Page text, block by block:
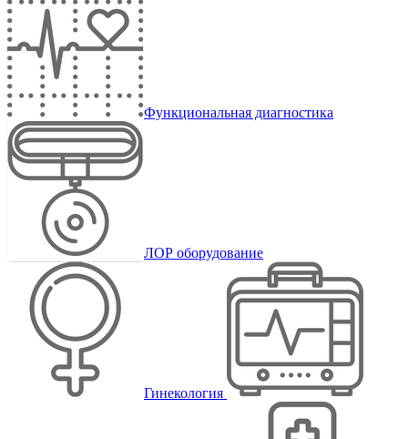
Функциональная диагностика
ЛОР оборудование
Гинекология